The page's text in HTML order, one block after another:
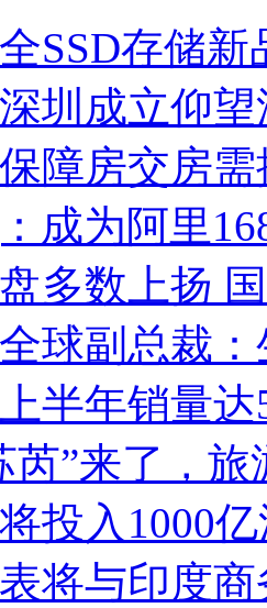
SSD存储
圳成立仰
障房交房
成为阿里
多数上扬
球副总裁
半年销量
芮”来了，
投入1000
将与印度